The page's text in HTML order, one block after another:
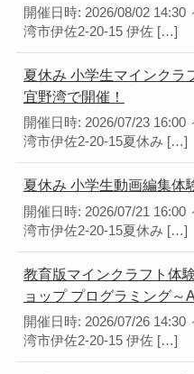
開催日時: 2026/08/02 14:30
湾市伊佐2-20-15 伊佐 […]
夏休み 小学生マインクラ
宜野湾で開催！
開催日時: 2026/07/23 16:00
湾市伊佐2-20-15夏休み […]
夏休み 小学生動画編集体
開催日時: 2026/07/21 16:00
湾市伊佐2-20-15夏休み […]
教育版マインクラフト体
ョップ プログラミング～
開催日時: 2026/07/26 14:30
湾市伊佐2-20-15 伊佐 […]